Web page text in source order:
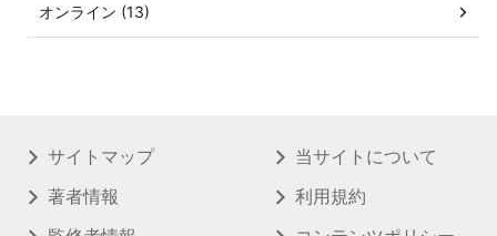
オンライン (13)
サイトマップ
著者情報
当サイトについて
利用規約